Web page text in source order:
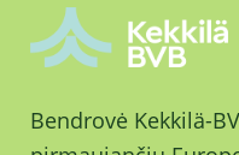
Bendrovė Kekkilä-